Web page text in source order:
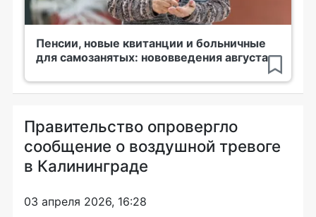
Пенсии, новые квитанции и больничные
для самозанятых: нововведения августа
Правительство опровергло
сообщение о воздушной тревоге
в Калининграде
03 апреля 2026, 16:28